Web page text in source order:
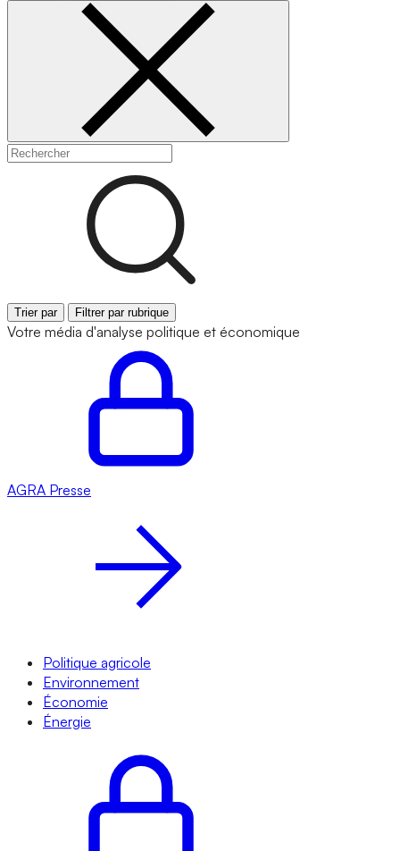
Trier par Filtrer par rubrique
Votre média d'analyse politique et économique
AGRA Presse
Politique agricole
Environnement
Économie
Énergie